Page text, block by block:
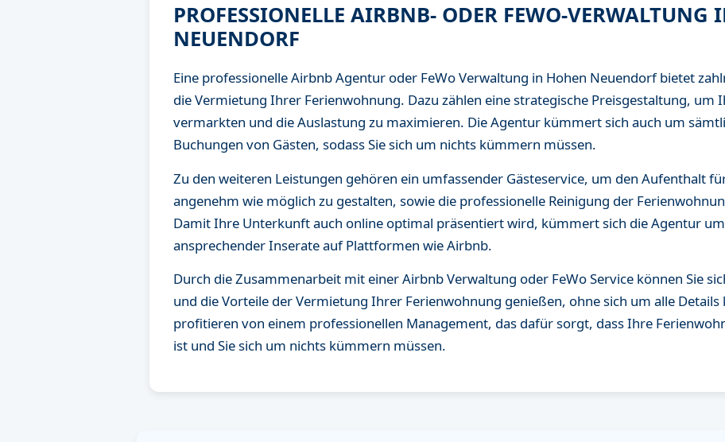
PROFESSIONELLE AIRBNB- ODER FEWO-VERWALTUNG
NEUENDORF
Eine professionelle Airbnb Agentur oder FeWo Verwaltung in Hohen Neuendorf bietet
die Vermietung Ihrer Ferienwohnung. Dazu zählen eine strategische Preisgestaltung,
vermarkten und die Auslastung zu maximieren. Die Agentur kümmert sich auch um
Buchungen von Gästen, sodass Sie sich um nichts kümmern müssen.
Zu den weiteren Leistungen gehören ein umfassender Gästeservice, um den Aufenthalt
angenehm wie möglich zu gestalten, sowie die professionelle Reinigung der
Damit Ihre Unterkunft auch online optimal präsentiert wird, kümmert sich die Agentur
ansprechender Inserate auf Plattformen wie Airbnb.
Durch die Zusammenarbeit mit einer Airbnb Verwaltung oder FeWo Service können Sie
und die Vorteile der Vermietung Ihrer Ferienwohnung genießen, ohne sich um alle
profitieren von einem professionellen Management, das dafür sorgt, dass Ihre
ist und Sie sich um nichts kümmern müssen.